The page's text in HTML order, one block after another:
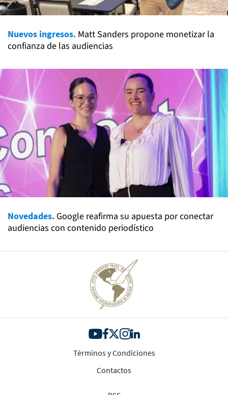
Nuevos ingresos. Matt Sanders propone monetizar la
confianza de las audiencias
Novedades. Google reafirma su apuesta por conectar
audiencias con contenido periodístico
Términos y Condiciones
Contactos